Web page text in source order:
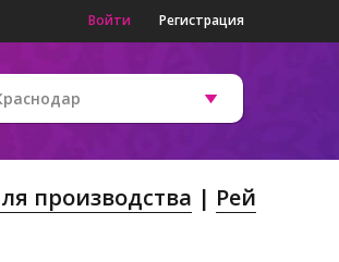
Войти Регистрация
производства
Рей